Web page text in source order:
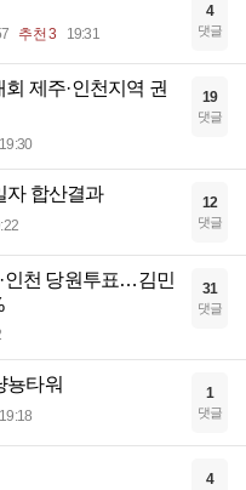
추천 3 19:31
4
댓글
제주·인천지역 권
19:30
19
댓글
자 합산결과 12
댓글
인천 당원투표…김민
31
댓글
뇽타워
19:18
1
댓글
4